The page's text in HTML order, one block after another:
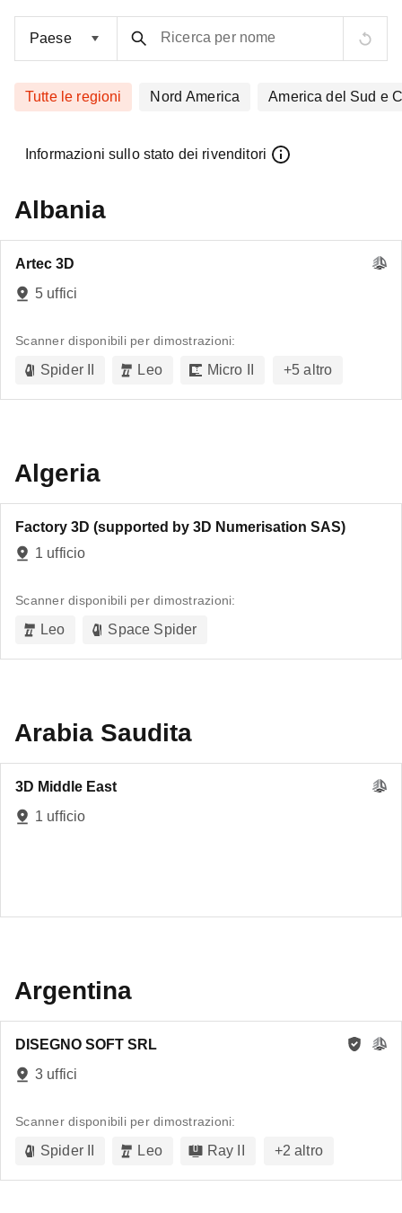
Ricerca per nome
Tutte le regioni Nord America America del Sud e
Informazioni sullo stato dei rivenditori
Albania
Artec 3D
5 uffici
Scanner disponibili per dimostrazioni:
Spider II Leo Micro II +5 altro
Algeria
Factory 3D (supported by 3D Numerisation SAS)
1 ufficio
Scanner disponibili per dimostrazioni:
Leo Space Spider
Arabia Saudita
3D Middle East
1 ufficio
Argentina
DISEGNO SOFT SRL
3 uffici
Scanner disponibili per dimostrazioni:
Spider II Leo Ray II +2 altro